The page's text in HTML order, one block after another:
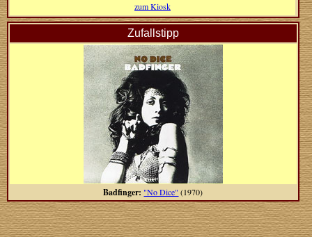
zum Kiosk
Zufallstipp
Badfinger: "No Dice" (1970)